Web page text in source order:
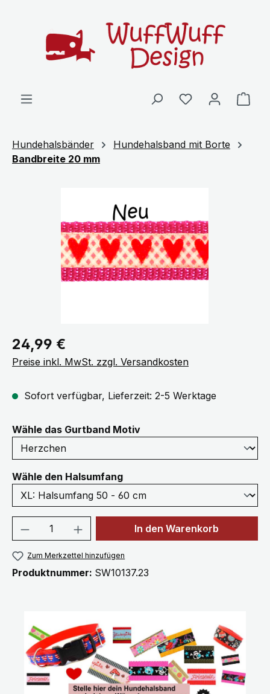
Hundehalsbänder
Hundehalsband mit Borte
Bandbreite 20 mm
Regulärer Preis:
24,99 €
Preise inkl. MwSt. zzgl. Versandkosten
Sofort verfügbar, Lieferzeit: 2-5 Werktage
Wähle das Gurtband Motivauswählen
Wähle den Halsumfangauswählen
Produkt Anzahl: Gib denIn den Warenkorb
Zum Merkzettel hinzufügen
Produktnummer: SW10137.23